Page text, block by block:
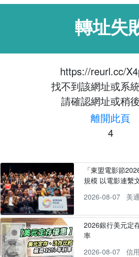
轉址失
https://reurl.cc/
找不到該網址或系
請確認網址或稍
離開此頁
4
「東盟電影節
規模 以電影連繫
2026-08-07
美
2026銀行美元定
率
2026-08-07
信